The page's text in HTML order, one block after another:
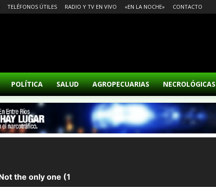
TELÉFONOS ÚTILES RADIO Y TV EN VIVO «EN LA NOCHE» CONTACTO
POLÍTICA SALUD AGROPECUARIAS NECROLÓGICAS